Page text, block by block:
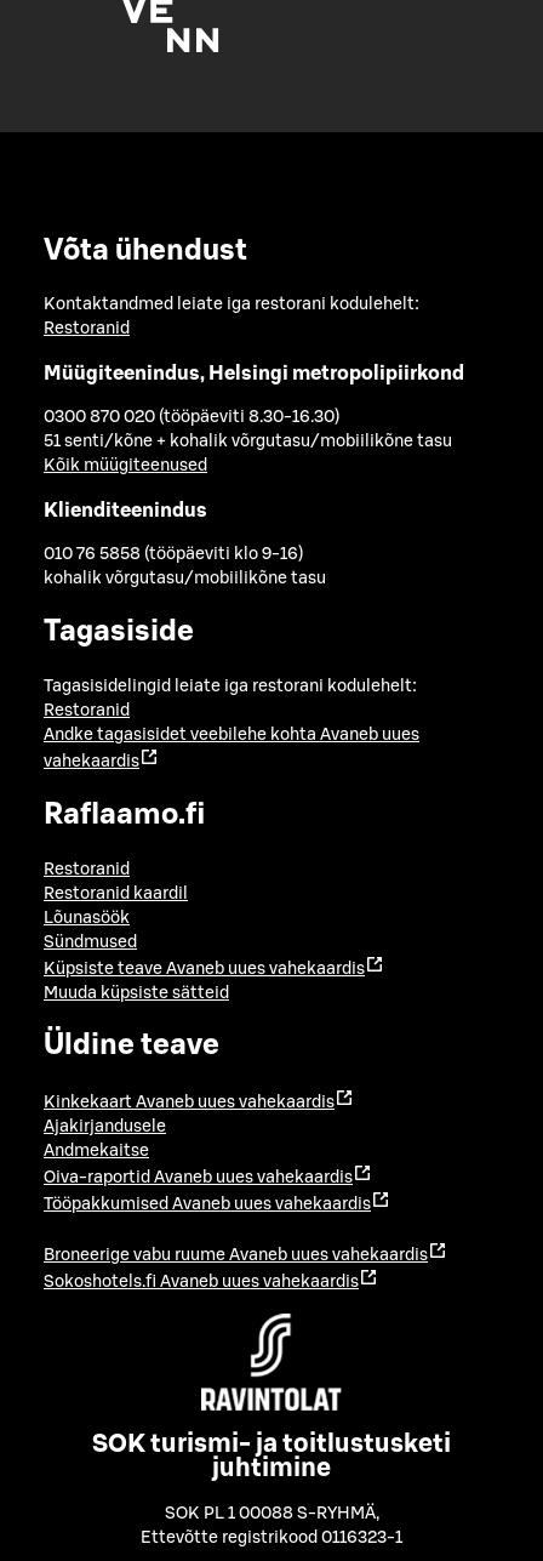
Võta ühendust
Kontaktandmed leiate iga restorani kodulehelt:
Restoranid
Müügiteenindus, Helsingi metropolipiirkond
0300 870 020 (tööpäeviti 8.30-16.30)
51 senti/kõne + kohalik võrgutasu/mobiilikõne tasu
Kõik müügiteenused
Klienditeenindus
010 76 5858 (tööpäeviti klo 9-16)
kohalik võrgutasu/mobiilikõne tasu
Tagasiside
Tagasisidelingid leiate iga restorani kodulehelt:
Restoranid
Andke tagasisidet veebilehe kohta Avaneb uues
vahekaardis
Raflaamo.fi
Restoranid
Restoranid kaardil
Lõunasöök
Sündmused
Küpsiste teave Avaneb uues vahekaardis
Muuda küpsiste sätteid
Üldine teave
Kinkekaart Avaneb uues vahekaardis
Ajakirjandusele
Andmekaitse
Oiva-raportid Avaneb uues vahekaardis
Tööpakkumised Avaneb uues vahekaardis
Broneerige vabu ruume Avaneb uues vahekaardis
Sokoshotels.fi Avaneb uues vahekaardis
SOK turismi- ja toitlustusketi
juhtimine
SOK PL 1 00088 S-RYHMÄ,
Ettevõtte registrikood 0116323-1